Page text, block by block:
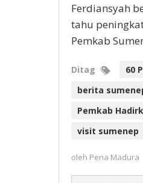
Ferdiansyah
tahu
Pemkab
Ditag 60
berita
Pemkab
visit sumenep
oleh Pena Madura